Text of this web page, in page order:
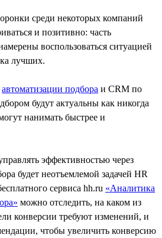
среди некоторых компаний
и позитивно: часть
воспользоваться ситуацией
лучших.
автоматизации подбора и CRM по
будут актуальны как никогда
нанимать быстрее и
эффективностью через
будет неотъемлемой задачей HR
сервиса hh.ru «Аналитика
можно отследить, на каком из
конверсии требуют изменений, и
чтобы увеличить конверсию